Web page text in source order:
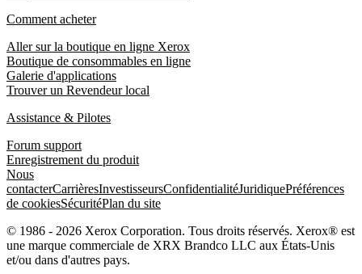
Comment acheter
Aller sur la boutique en ligne Xerox
Boutique de consommables en ligne
Galerie d'applications
Trouver un Revendeur local
Assistance & Pilotes
Forum support
Enregistrement du produit
Nous
contacterCarrièresInvestisseursConfidentialitéJuridiquePréférences
de cookiesSécuritéPlan du site
© 1986 - 2026 Xerox Corporation. Tous droits réservés. Xerox® est
une marque commerciale de XRX Brandco LLC aux États-Unis
et/ou dans d'autres pays.